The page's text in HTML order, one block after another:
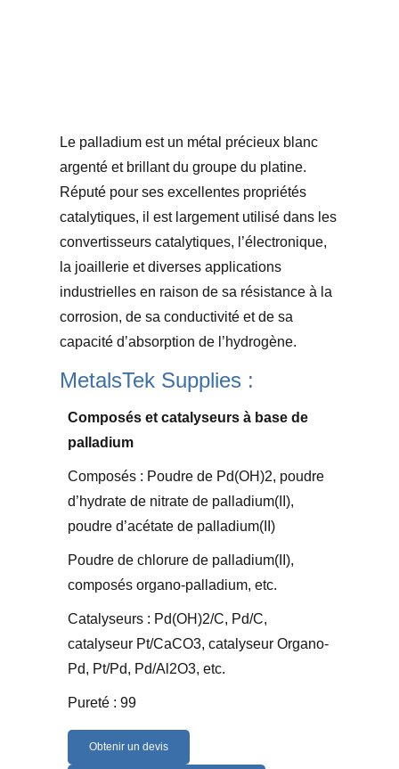
Le palladium est un métal précieux blanc
argenté et brillant du groupe du platine.
Réputé pour ses excellentes propriétés
catalytiques, il est largement utilisé dans les
convertisseurs catalytiques, l’électronique,
la joaillerie et diverses applications
industrielles en raison de sa résistance à la
corrosion, de sa conductivité et de sa
capacité d’absorption de l’hydrogène.
MetalsTek Supplies :
Composés et catalyseurs à base de
palladium
Composés : Poudre de Pd(OH)2, poudre
d’hydrate de nitrate de palladium(II),
poudre d’acétate de palladium(II)
Poudre de chlorure de palladium(II),
composés organo-palladium, etc.
Catalyseurs : Pd(OH)2/C, Pd/C,
catalyseur Pt/CaCO3, catalyseur Organo-
Pd, Pt/Pd, Pd/Al2O3, etc.
Pureté : 99
Obtenir un devis